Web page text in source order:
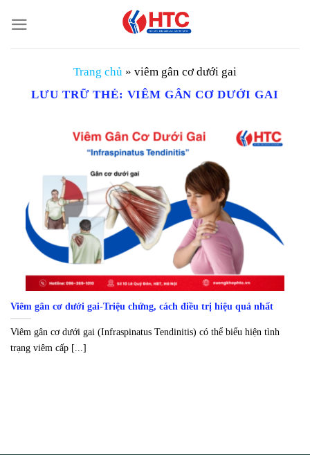
đến
nội
Trang chủ » viêm gân cơ dưới gai
LƯU TRỮ THẺ: VIÊM GÂN CƠ DƯỚI GAI
Viêm gân cơ dưới gai-Triệu chứng, cách điều trị hiệu quả nhất
Viêm gân cơ dưới gai (Infraspinatus Tendinitis) có thể biểu hiện tình
trạng viêm cấp [...]